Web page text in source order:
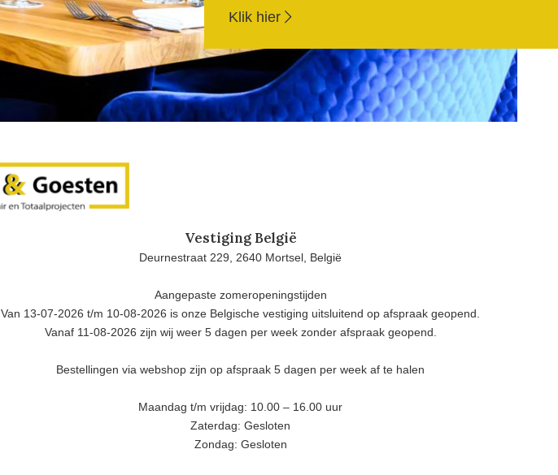
Klik hier
Vestiging België
Deurnestraat 229, 2640 Mortsel, België
Aangepaste zomeropeningstijden
Van 13-07-2026 t/m 10-08-2026 is onze Belgische vestiging uitsluitend op afspraak geopend.
Vanaf 11-08-2026 zijn wij weer 5 dagen per week zonder afspraak geopend.
Bestellingen via webshop zijn op afspraak 5 dagen per week af te halen
Maandag t/m vrijdag: 10.00 – 16.00 uur
Zaterdag: Gesloten
Zondag: Gesloten